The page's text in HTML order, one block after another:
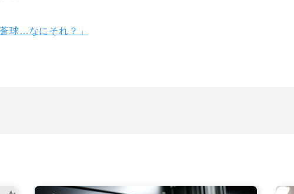
球…なにそれ？」
Work Company